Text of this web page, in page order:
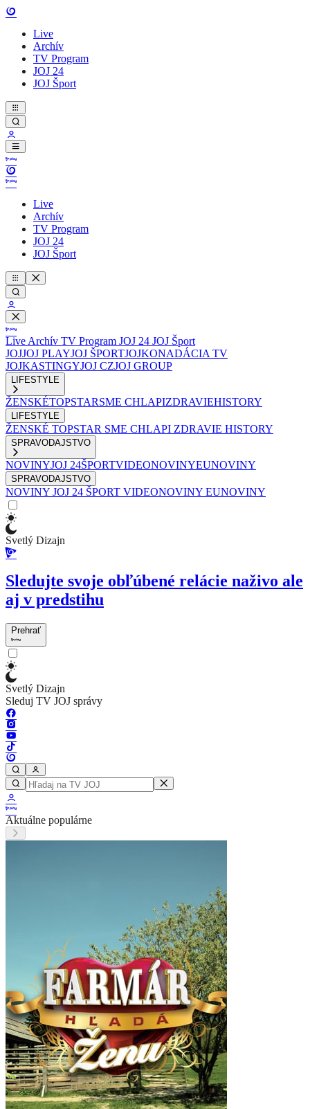
Live
Archív
TV Program
JOJ 24
JOJ Šport
Live
Archív
TV Program
JOJ 24
JOJ Šport
Live Archív TV Program JOJ 24 JOJ Šport
JOJJOJ PLAYJOJ ŠPORTJOJKONADÁCIA TV
JOJKASTINGYJOJ CZJOJ GROUP
LIFESTYLE
ŽENSKÉTOPSTARSME CHLAPIZDRAVIEHISTORY
LIFESTYLE
ŽENSKÉ TOPSTAR SME CHLAPI ZDRAVIE HISTORY
SPRAVODAJSTVO
NOVINYJOJ 24ŠPORTVIDEONOVINYEUNOVINY
SPRAVODAJSTVO
NOVINY JOJ 24 ŠPORT VIDEONOVINY EUNOVINY
Svetlý Dizajn
Sledujte svoje obľúbené relácie naživo ale
aj v predstihu
Prehrať
Svetlý Dizajn
Sleduj TV JOJ správy
Aktuálne populárne